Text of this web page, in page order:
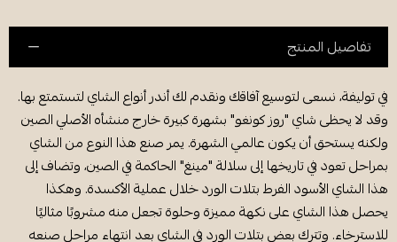
تفاصيل المنتج
في توليفة، نسعى لتوسيع آفاقك ونقدم لك أندر أنواع الشاي لتستمتع بها.
وقد لا يحظى شاي "روز كونغو" بشهرة كبيرة خارج منشأه الأصلي الصين
ولكنه يستحق أن يكون عالمي الشهرة. يمر صنع هذا النوع من الشاي
بمراحل تعود في تاريخها إلى سلالة "مينغ" الحاكمة في الصين، وتضاف إلى
هذا الشاي الأسود الفرط بتلات الورد خلال عملية الأكسدة. وهكذا
يحصل هذا الشاي على نكهة مميزة وحلوة تجعل منه مشروبًا مثاليًا
للاسترخاء. وتترك بعض بتلات الورد في الشاي بعد انتهاء مراحل صنعه